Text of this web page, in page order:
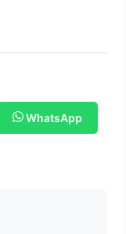
WhatsApp